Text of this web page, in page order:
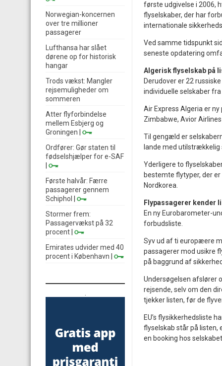
første udgivelse i 2006,
flyselskaber, der har
internationale
Ved samme tidspunkt
seneste opdatering
Algerisk flyselskab på
Derudover er 22
individuelle selskaber
Air Express Algeria er
Zimbabwe, Avior
Til gengæld er
lande med
Yderligere to
bestemte flytyper, der
Nordkorea.
Flypassagerer kender
En ny Eurobarometer-
forbudsliste.
Syv ud af ti europæere
passagerer mod usikre
på baggrund af
Undersøgelsen afslører
rejsende, selv om den
tjekker listen, før de
EU’s flysikkerhedsliste
flyselskab står på
en booking hos
Norwegian-koncernen
over tre millioner
passagerer
Lufthansa har slået
dørene op for historisk
hangar
Trods vækst: Mangler
rejsemuligheder om
sommeren
Atter flyforbindelse
mellem Esbjerg og
Groningen
Ordfører: Gør staten til
fødselshjælper for e-SAF
Første halvår: Færre
passagerer gennem
Schiphol
Stormer frem:
Passagervækst på 32
procent
Emirates udvider med 40
procent i København